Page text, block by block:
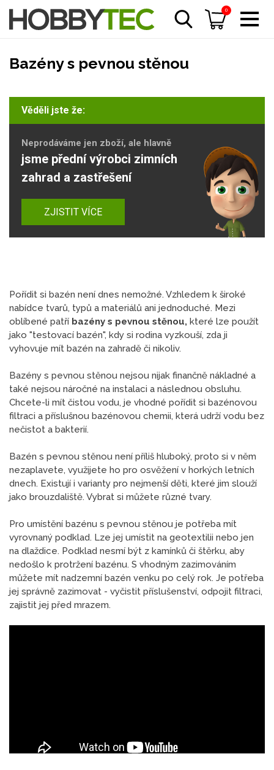
0
Bazény s pevnou stěnou
Věděli jste že:
Neprodáváme jen zboží, ale hlavně
jsme přední výrobci zimních
zahrad a zastřešení
ZJISTIT VÍCE
Pořídit si bazén není dnes nemožné. Vzhledem k široké
nabídce tvarů, typů a materiálů ani jednoduché. Mezi
oblíbené patří bazény s pevnou stěnou, které lze použít
jako "testovací bazén", kdy si rodina vyzkouší, zda ji
vyhovuje mít bazén na zahradě či nikoliv.
Bazény s pevnou stěnou nejsou nijak finančně nákladné a
také nejsou náročné na instalaci a následnou obsluhu.
Chcete-li mít čistou vodu, je vhodné pořídit si bazénovou
filtraci a příslušnou bazénovou chemii, která udrží vodu bez
nečistot a bakterií.
Bazén s pevnou stěnou není příliš hluboký, proto si v něm
nezaplavete, využijete ho pro osvěžení v horkých letních
dnech. Existují i varianty pro nejmenší děti, které jim slouží
jako brouzdaliště. Vybrat si můžete různé tvary.
Pro umístění bazénu s pevnou stěnou je potřeba mít
vyrovnaný podklad. Lze jej umístit na geotextilii nebo jen
na dlaždice. Podklad nesmí být z kamínků či štěrku, aby
nedošlo k protržení bazénu. S vhodným zazimováním
můžete mít nadzemní bazén venku po celý rok. Je potřeba
jej správně zazimovat - vyčistit příslušenství, odpojit filtraci,
zajistit jej před mrazem.